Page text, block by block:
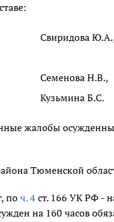
Свиридова Ю.А.,
Семенова Н.В.,
Кузьмина Б.С.
жалобы
Тюменской
поч. 4ст. 166 УК РФ -
на 160 часов